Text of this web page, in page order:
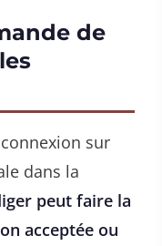
de
sur
dans la
peut faire la
acceptée ou